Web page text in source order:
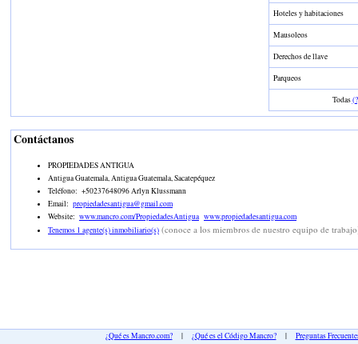
Hoteles y habitaciones
Mausoleos
Derechos de llave
Parqueos
Todas
Contáctanos
PROPIEDADES ANTIGUA
Antigua Guatemala, Antigua Guatemala, Sacatepéquez
Teléfono: +50237648096 Arlyn Klussmann
Email: propiedadesantigua@gmail.com
Website: www.mancro.com/PropiedadesAntigua www.propiedadesantigua.com
Tenemos 1 agente(s) inmobiliario(s) (conoce a los miembros de nuestro equipo de
¿Qué es Mancro.com?| ¿Qué es el Código Mancro?| Preguntas